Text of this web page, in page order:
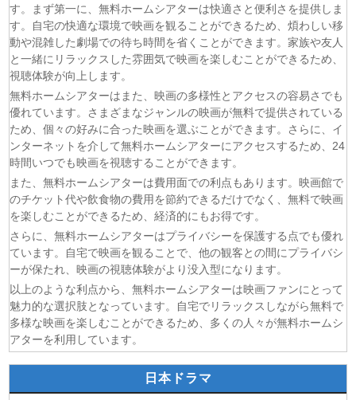
(07/08)今から、親友やめようか。 第7話
(07/08) 未婚詐欺 私の知らない彼の顔 第4話
(07/08) ヤニねこ 第6話
(07/08)追放された転生重騎士はゲーム知識で無双する 第6話
(06/08)一緒にごはんをたべるだけ 第6話
(06/08)夫に不倫をお願いされました 第5話
(06/08)親愛なる夫へ〜完璧な妻の嘘〜 第6話
(06/08)落第賢者の学院無双〜二度目の転生、Sランクチート魔術
師冒険録〜 第7話
(06/08) メビウス・ダスト 第5話
す。まず第一に、無料ホームシアターは快適さと便利さを提供しま
す。自宅の快適な環境で映画を観ることができるため、煩わしい移
動や混雑した劇場での待ち時間を省くことができます。家族や友人
と一緒にリラックスした雰囲気で映画を楽しむことができるため、
視聴体験が向上します。
無料ホームシアターはまた、映画の多様性とアクセスの容易さでも
優れています。さまざまなジャンルの映画が無料で提供されている
ため、個々の好みに合った映画を選ぶことができます。さらに、イ
ンターネットを介して無料ホームシアターにアクセスするため、24
時間いつでも映画を視聴することができます。
また、無料ホームシアターは費用面での利点もあります。映画館で
のチケット代や飲食物の費用を節約できるだけでなく、無料で映画
を楽しむことができるため、経済的にもお得です。
さらに、無料ホームシアターはプライバシーを保護する点でも優れ
ています。自宅で映画を観ることで、他の観客との間にプライバシ
ーが保たれ、映画の視聴体験がより没入型になります。
以上のような利点から、無料ホームシアターは映画ファンにとって
魅力的な選択肢となっています。自宅でリラックスしながら無料で
多様な映画を楽しむことができるため、多くの人々が無料ホームシ
アターを利用しています。
日本ドラマ